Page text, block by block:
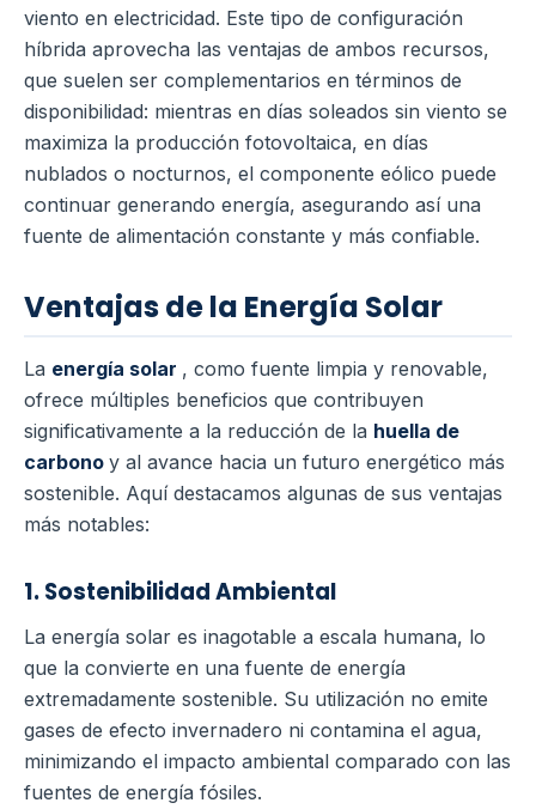
viento en electricidad. Este tipo de configuración
híbrida aprovecha las ventajas de ambos recursos,
que suelen ser complementarios en términos de
disponibilidad: mientras en días soleados sin viento se
maximiza la producción fotovoltaica, en días
nublados o nocturnos, el componente eólico puede
continuar generando energía, asegurando así una
fuente de alimentación constante y más confiable.
Ventajas de la Energía Solar
La energía solar , como fuente limpia y renovable,
ofrece múltiples beneficios que contribuyen
significativamente a la reducción de la huella de
carbono y al avance hacia un futuro energético más
sostenible. Aquí destacamos algunas de sus ventajas
más notables:
1. Sostenibilidad Ambiental
La energía solar es inagotable a escala humana, lo
que la convierte en una fuente de energía
extremadamente sostenible. Su utilización no emite
gases de efecto invernadero ni contamina el agua,
minimizando el impacto ambiental comparado con las
fuentes de energía fósiles.